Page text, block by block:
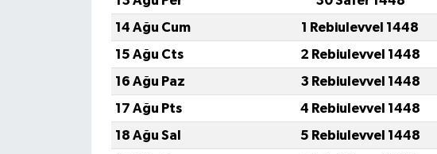
14 Ağu Cum
1 Rebiulevvel 1448
15 Ağu Cts
2 Rebiulevvel 1448
16 Ağu Paz
3 Rebiulevvel 1448
17 Ağu Pts
4 Rebiulevvel 1448
18 Ağu Sal
5 Rebiulevvel 1448